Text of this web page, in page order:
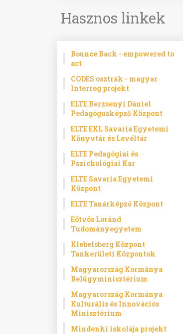
Hasznos linkek
Bounce Back - empowered to
act
CODES osztrák - magyar
Interreg projekt
ELTE Berzsenyi Dániel
Pedagógusképző Központ
ELTE EKL Savaria Egyetemi
Könyvtár és Levéltár
ELTE Pedagógiai és
Pszichológiai Kar
ELTE Savaria Egyetemi
Központ
ELTE Tanárképző Központ
Eötvös Loránd
Tudományegyetem
Klebelsberg Központ
Tankerületi Központok
Magyarország Kormánya
Belügyminisztérium
Magyarország Kormánya
Kulturális és Innovációs
Minisztérium
Mindenki iskolája projekt